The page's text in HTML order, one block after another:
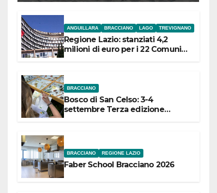
ANGUILLARA BRACCIANO LAGO TREVIGNANO
Regione Lazio: stanziati 4,2
milioni di euro per i 22 Comuni
BRACCIANO
Bosco di San Celso: 3-4
settembre Terza edizione
BRACCIANO REGIONE LAZIO
Faber School Bracciano 2026